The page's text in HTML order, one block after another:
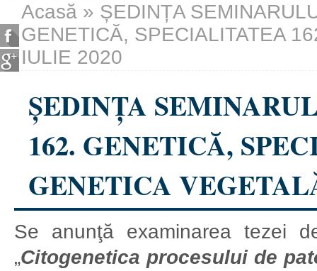
Eşti aici
Acasă » ȘEDINȚA
GENETICĂ, SPECIALITATEA
IULIE 2020
ȘEDINȚA
162. GENETICĂ,
GENETICA
Se anunţă examinarea tezei
„Citogenetica procesului de